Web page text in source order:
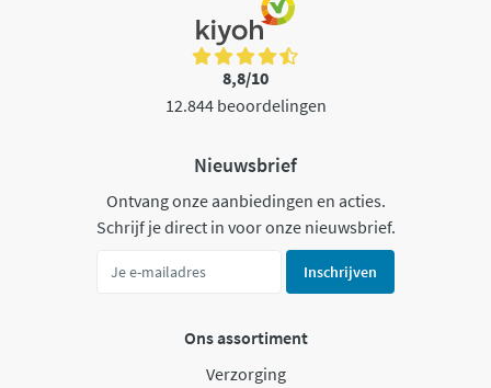
8,8/10
12.844 beoordelingen
Nieuwsbrief
Ontvang onze aanbiedingen en acties.
Schrijf je direct in voor onze nieuwsbrief.
Inschrijven
Ons assortiment
Verzorging